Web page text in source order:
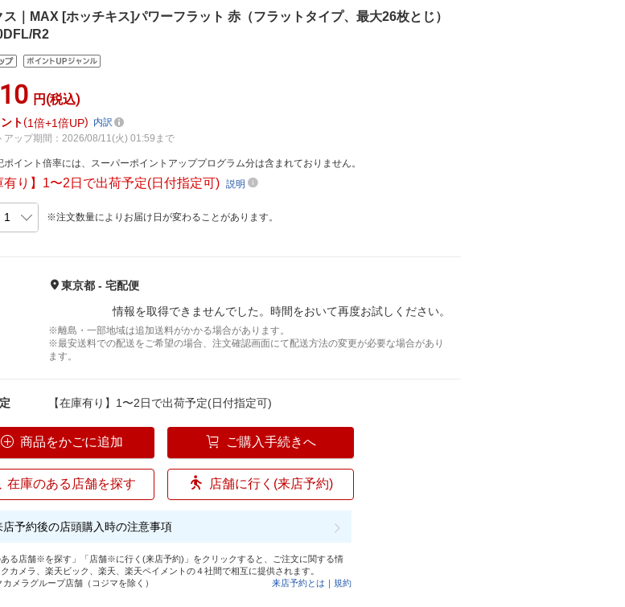
ス｜MAX [ホッチキス]パワーフラット 赤（フラットタイプ、最大26枚とじ）
R2
円(税込)
ト 1倍 1倍UP
内訳
アップ期間：2026/08/11(火) 01:59まで
ポイント倍率には、スーパーポイントアッププログラム分は含まれておりません。
有り】1〜2日で出荷予定(日付指定可)説明
※注文数量によりお届け日が変わることがあります。
東京都 - 宅配便
情報を取得できませんでした。時間をおいて再度お試しください。
※離島・一部地域は追加送料がかかる場合があります。
※最安送料での配送をご希望の場合、注文確認画面にて配送方法の変更が必要な場合があり
ます。
【在庫有り】1〜2日で出荷予定(日付指定可)
商品をかごに追加 ご購入手続きへ
在庫のある店舗を探す 店舗に行く(来店予約)
店予約後の店頭購入時の注意事項
ある店舗※を探す」「店舗※に行く(来店予約)」をクリックすると、ご注文に関する情
カメラ、楽天ビック、楽天、楽天ペイメントの４社間で相互に提供されます。
メラグループ店舗（コジマを除く）
来店予約とは ｜規約